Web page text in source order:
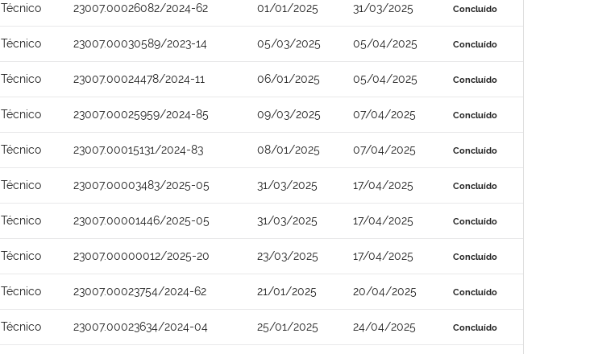
Técnico 23007.00026082/2024-62 01/01/2025 31/03/2025 Concluído
Técnico 23007.00030589/2023-14 05/03/2025 05/04/2025 Concluído
Técnico 23007.00024478/2024-11 06/01/2025 05/04/2025 Concluído
Técnico 23007.00025959/2024-85 09/03/2025 07/04/2025 Concluído
Técnico 23007.00015131/2024-83 08/01/2025 07/04/2025 Concluído
Técnico 23007.00003483/2025-05 31/03/2025 17/04/2025 Concluído
Técnico 23007.00001446/2025-05 31/03/2025 17/04/2025 Concluído
Técnico 23007.00000012/2025-20 23/03/2025 17/04/2025 Concluído
Técnico 23007.00023754/2024-62 21/01/2025 20/04/2025 Concluído
Técnico 23007.00023634/2024-04 25/01/2025 24/04/2025 Concluído